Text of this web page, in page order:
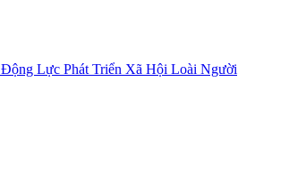
Động Lực Phát Triển Xã Hội Loài Người